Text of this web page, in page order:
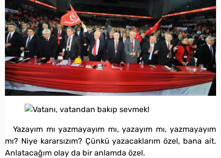
Yazayım mı yazmayayım mı, yazayım mı, yazmayayım
mı? Niye kararsızım? Çünkü yazacaklarım özel, bana ait.
Anlatacağım olay da bir anlamda özel.